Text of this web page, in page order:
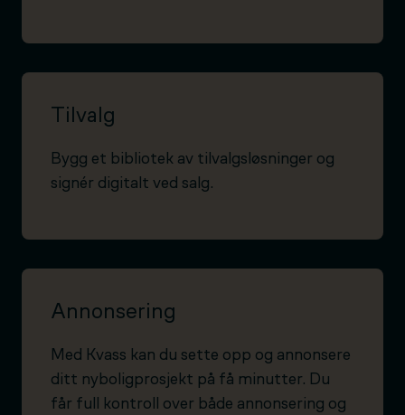
Tilvalg
Bygg et bibliotek av tilvalgsløsninger og
signér digitalt ved salg.
Annonsering
Med Kvass kan du sette opp og annonsere
ditt nyboligprosjekt på få minutter. Du
får full kontroll over både annonsering og